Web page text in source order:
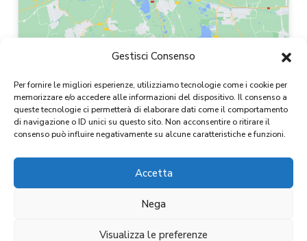
Gestisci Consenso
Per fornire le migliori esperienze, utilizziamo tecnologie come i cookie per
memorizzare e/o accedere alle informazioni del dispositivo. Il consenso a
queste tecnologie ci permetterà di elaborare dati come il comportamento
di navigazione o ID unici su questo sito. Non acconsentire o ritirare il
consenso può influire negativamente su alcune caratteristiche e funzioni.
Accetta
Nega
Visualizza le preferenze
Copyright 2024
CF / P.IVA 11654820015